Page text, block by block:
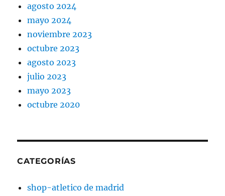
agosto 2024
mayo 2024
noviembre 2023
octubre 2023
agosto 2023
julio 2023
mayo 2023
octubre 2020
CATEGORÍAS
shop-atletico de madrid